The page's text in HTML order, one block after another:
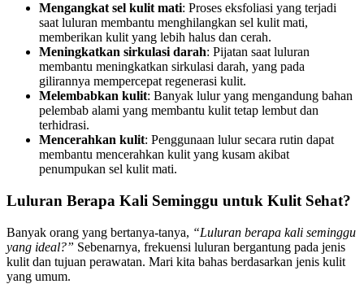
Mengangkat sel kulit mati: Proses eksfoliasi yang terjadi
saat luluran membantu menghilangkan sel kulit mati,
memberikan kulit yang lebih halus dan cerah.
Meningkatkan sirkulasi darah: Pijatan saat luluran
membantu meningkatkan sirkulasi darah, yang pada
gilirannya mempercepat regenerasi kulit.
Melembabkan kulit: Banyak lulur yang mengandung bahan
pelembab alami yang membantu kulit tetap lembut dan
terhidrasi.
Mencerahkan kulit: Penggunaan lulur secara rutin dapat
membantu mencerahkan kulit yang kusam akibat
penumpukan sel kulit mati.
Luluran Berapa Kali Seminggu untuk Kulit Sehat?
Banyak orang yang bertanya-tanya, “Luluran berapa kali seminggu
yang ideal?” Sebenarnya, frekuensi luluran bergantung pada jenis
kulit dan tujuan perawatan. Mari kita bahas berdasarkan jenis kulit
yang umum.